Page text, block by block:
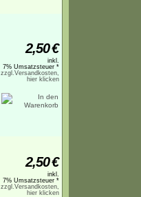
2,50€
inkl.
7% Umsatzsteuer *
zzgl.Versandkosten,
hier klicken
2,50€
inkl.
7% Umsatzsteuer *
zzgl.Versandkosten,
hier klicken